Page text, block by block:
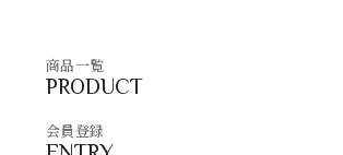
商品一覧
PRODUCT
会員登録